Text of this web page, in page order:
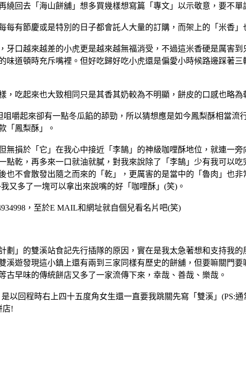
繞回去「海山餅舖」想多買幾樣想寫篇「專文」以示敬意，要不
有節慶或是特別的日子都會託人大量的訂購，而架上的「米香」
口越來越差的小虎更是越來越無福消受，不過這米香硬是厲害
味道頓時充斥嘴裡。但好吃歸好吃小虎還是偏愛小時候路邊踩著
吃起來也大致相同只是其香其奶較為不明顯，餅皮的口感也略為
嚼起來卻有一點冬瓜餡的舔勁，所以猜想應是如今鳳梨酥相當流
「鳳梨酥」。
無損於「它」在我心中接近「李鵠」的神級咖哩酥地位，就連一
點乾，再多來一口就油就膩，對我來說除了「李鵠」少有我可以
也不會散發出隨之而來的「乾」，更厲害的是當中的「魯肉」也
又多了一塊可以拿出來說嘴的好「咖哩酥」(笑)。
，至於E MAIL和網址就自個兒看名片吧(笑)
劃」的雙溪站食記先行插隊的原因，實在是我太急著想和支持我
遊發現這小鎮上還有兩到三家同樣有歷史的餅舖，但要嘛關門
早味的傳統餅店又多了一家流傳下來，幸哉、善哉、樂哉。
以回程時右上四十五度角女生還一直要我跳關先寫「雙溪」(PS:
店!